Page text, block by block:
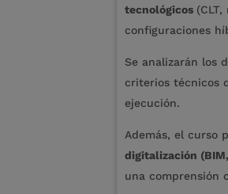
tecnológicos
configuraciones
Se analizarán los
criterios técnicos
ejecución.
Además, el curso
digitalización
una comprensión